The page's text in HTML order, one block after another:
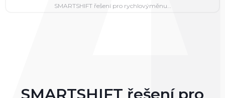
SMARTSHIFT řešení pro rychlovýměnu…
SMARTSHIFT řešení pro